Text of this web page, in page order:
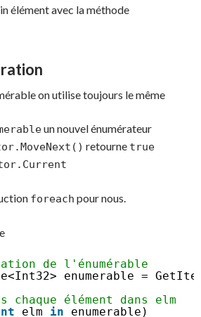
élément avec la méthode
on utilise toujours le même
un nouvel énumérateur
retourne true
foreach pour nous.
de l'énumérable
enumerable =
chaque élément dans elm
elm in enumerable)